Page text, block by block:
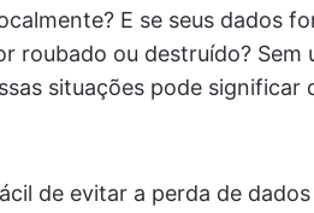
E se seus dados
roubado ou destruído? Sem
situações pode significar
de evitar a perda de dados